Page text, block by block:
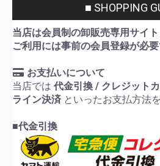
■ SHOPPING
当店は会員制の卸販売専用サイト
ご利用には事前の会員登録が必要
お支払いについて
当店では 代金引換 / クレジット
ライン決済 といったお支払方法
■代金引換